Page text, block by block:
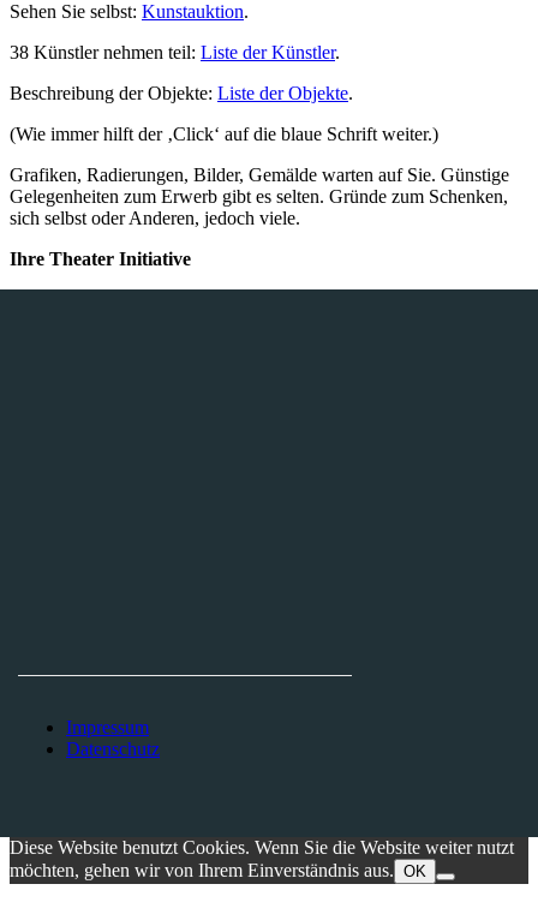
Sehen Sie selbst: Kunstauktion.
38 Künstler nehmen teil: Liste der Künstler.
Beschreibung der Objekte: Liste der Objekte.
(Wie immer hilft der ‚Click‘ auf die blaue Schrift weiter.)
Grafiken, Radierungen, Bilder, Gemälde warten auf Sie. Günstige
Gelegenheiten zum Erwerb gibt es selten. Gründe zum Schenken,
sich selbst oder Anderen, jedoch viele.
Ihre Theater Initiative
Impressum
Datenschutz
Diese Website benutzt Cookies. Wenn Sie die Website weiter nutzt
möchten, gehen wir von Ihrem Einverständnis aus. OK